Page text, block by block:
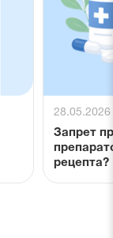
28.05.2026
Запрет
рецепта?